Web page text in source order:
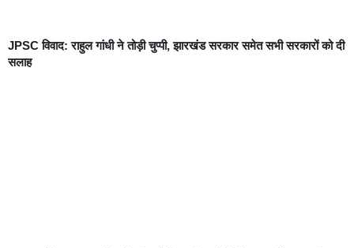
JPSC विवाद: राहुल गांधी ने तोड़ी चुप्पी, झारखंड सरकार समेत सभी सरकारों को दी
सलाह